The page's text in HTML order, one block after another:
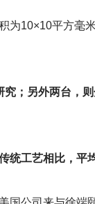
为10×10平方毫
；另外两台，
统工艺相比，平